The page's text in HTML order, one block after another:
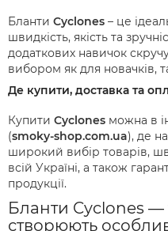
Бланти Cyclones – це
швидкість, якість та
додаткових навичок
вибором як для новачків,
Де купити, доставка та
Купити Cyclones можна в
(smoky-shop.com.ua), де
широкий вибір товарів,
всій Україні, а також
продукції.
Бланти Cyclones —
створюють